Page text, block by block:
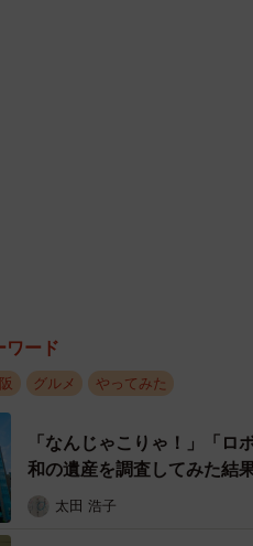
ワード
グルメ やってみた
「なんじゃこりゃ！」「
和の遺産を調査してみた結
太田 浩子